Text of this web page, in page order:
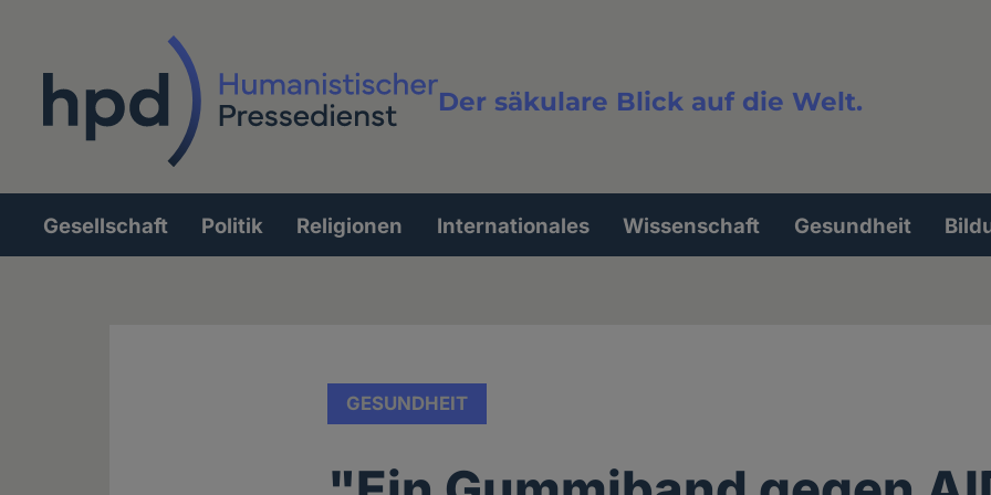
Der säkulare Blick auf die Welt.
Volltextsuche
Hauptnavigation
Gesellschaft Politik Religionen Internationales Wissenschaft Gesundheit
GESUNDHEIT